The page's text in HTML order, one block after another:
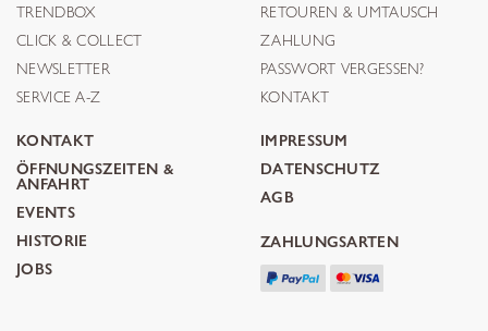
TRENDBOX
CLICK & COLLECT
NEWSLETTER
SERVICE A-Z
RETOUREN & UMTAUSCH
ZAHLUNG
PASSWORT VERGESSEN?
KONTAKT
KONTAKT
ÖFFNUNGSZEITEN &
ANFAHRT
EVENTS
HISTORIE
JOBS
IMPRESSUM
DATENSCHUTZ
AGB
ZAHLUNGSARTEN